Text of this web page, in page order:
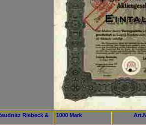
Riebeck &
1000 Mark